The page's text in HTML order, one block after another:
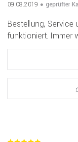
09.08.2019 geprüfter
Bestellung, Service
funktioniert. Immer